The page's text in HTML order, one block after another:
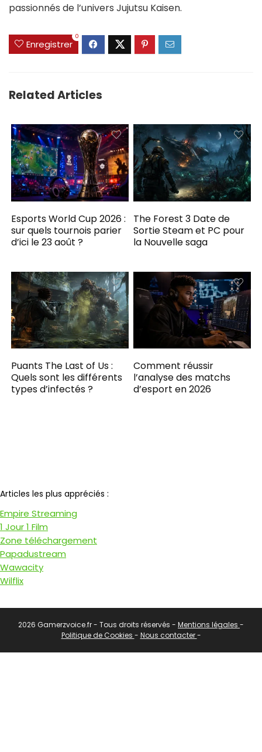
passionnés de l’univers Jujutsu Kaisen.
Enregistrer
0
Related Articles
Esports World Cup 2026 :
sur quels tournois parier
d’ici le 23 août ?
The Forest 3 Date de
Sortie Steam et PC pour
la Nouvelle saga
Puants The Last of Us :
Quels sont les différents
types d’infectés ?
Comment réussir
l’analyse des matchs
d’esport en 2026
Articles les plus appréciés :
Empire Streaming
1 Jour 1 Film
Zone téléchargement
Papadustream
Wawacity
Wilflix
2026 Gamerzvoice.fr - Tous droits réservés - Mentions légales -
Politique de Cookies - Nous contacter-